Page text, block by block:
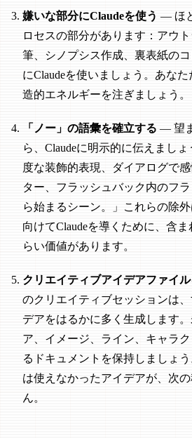
嫌いな部分にClaudeを使う — ほ
ロセスの部分があります：アウ
筆、シノプシス作成、裏表紙の
にClaudeを使いましょう。あな
造的エネルギーを注ぎましょう。
「ノー」の語彙を確立する — 望
ら、Claudeに明示的に伝えまし
度な装飾的表現、ダイアログで
ター、フラッシュバック内のフ
ら始まるシーン。」これらの除
向けてClaudeを導くために、含
らい価値があります。
クリエイティブアイデアファイ
のクリエイティブセッションは
デアをはるかに多く生成します
ア、イメージ、ライン、キャラ
るドキュメントを保持しましょ
は使えなかったアイデアが、次
ん。